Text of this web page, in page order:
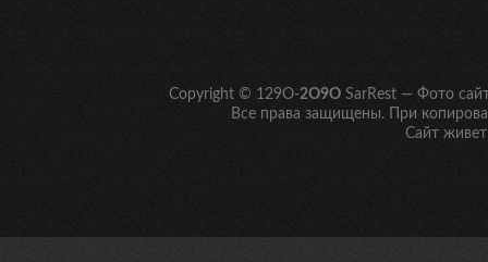
Copyright © 129O-2O9O SarRest — Фото
Все права защищены. При
Сайт живет